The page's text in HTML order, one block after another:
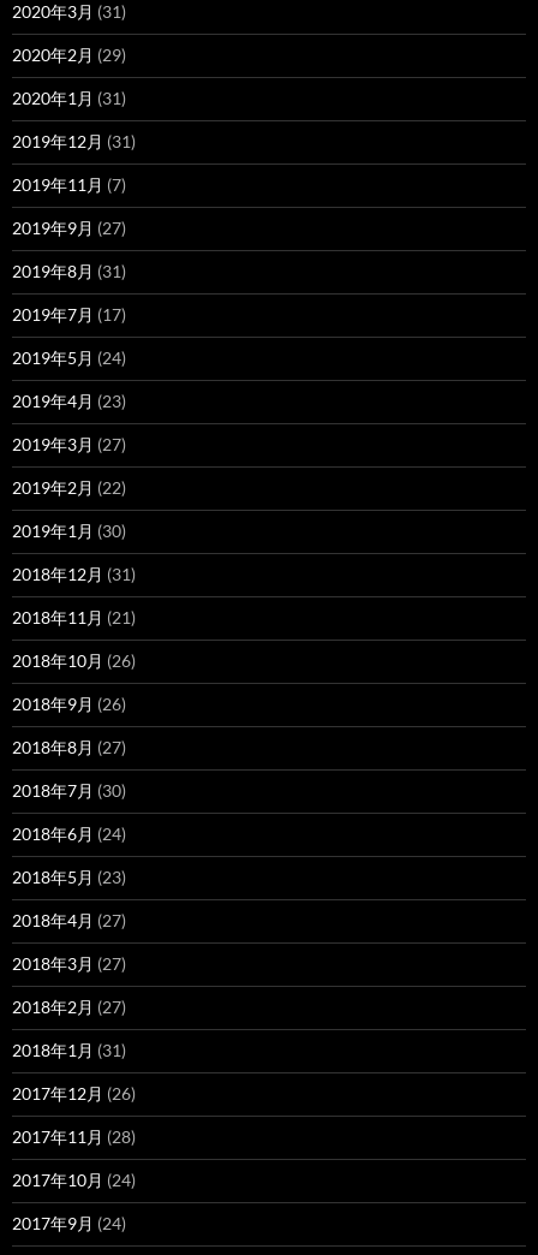
2020年3月 (31)
2020年2月 (29)
2020年1月 (31)
2019年12月 (31)
2019年11月 (7)
2019年9月 (27)
2019年8月 (31)
2019年7月 (17)
2019年5月 (24)
2019年4月 (23)
2019年3月 (27)
2019年2月 (22)
2019年1月 (30)
2018年12月 (31)
2018年11月 (21)
2018年10月 (26)
2018年9月 (26)
2018年8月 (27)
2018年7月 (30)
2018年6月 (24)
2018年5月 (23)
2018年4月 (27)
2018年3月 (27)
2018年2月 (27)
2018年1月 (31)
2017年12月 (26)
2017年11月 (28)
2017年10月 (24)
2017年9月 (24)